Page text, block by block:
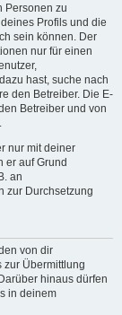
Personen zu
Profils und die
sein können. Der
nur für einen
hast, suche nach
den Betreiber. Die E-
Betreiber und von
nur mit deiner
er auf Grund
an
zur Durchsetzung
von dir
zur Übermittlung
hinaus dürfen
in deinem